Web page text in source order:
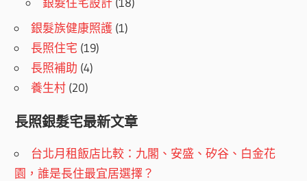
銀髮族健康照護 (1)
長照住宅 (19)
長照補助 (4)
養生村 (20)
長照銀髮宅最新文章
台北月租飯店比較：九閣、安盛、矽谷、白金花
園，誰是長住最宜居選擇？